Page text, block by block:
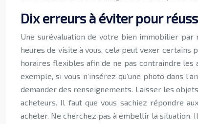
Dix erreurs à éviter pour
Une surévaluation de votre bien immobilier
heures de visite à vous, cela peut vexer certains
horaires flexibles afin de ne pas contraindre les
exemple, si vous n’insérez qu’une photo dans
demander des renseignements. Laisser les
acheteurs. Il faut que vous sachiez répondre
acheter. Ne cherchez pas à embellir la situation.